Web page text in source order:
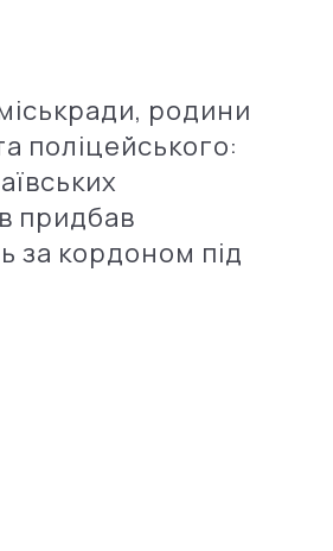
родини
поліцейського:
придбав
за кордоном під